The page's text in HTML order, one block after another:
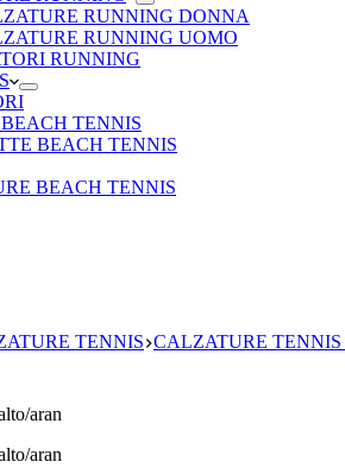
RUNNING DONNA
RUNNING UOMO
RUNNING
TENNIS
BEACH TENNIS
BEACH TENNIS
TENNIS CALZATURE TENNIS